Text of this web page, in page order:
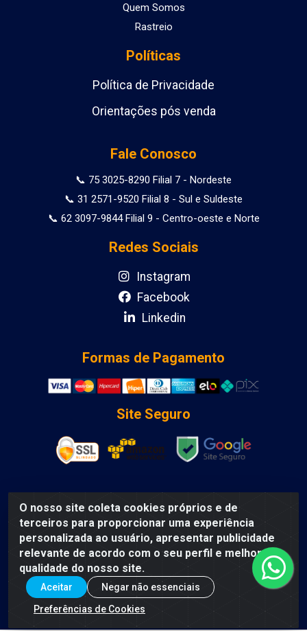
O nosso site coleta cookies próprios e de
terceiros para proporcionar uma experiência
personalizada ao usuário, apresentar publicidade
relevante de acordo com o seu perfil e melhorar a
qualidade do nosso site.
Aceitar
Negar não essenciais
Preferências de Cookies
Quem Somos
Rastreio
Políticas
Política de Privacidade
Orientações pós venda
Fale Conosco
📞 75 3025-8290 Filial 7 - Nordeste
📞 31 2571-9520 Filial 8 - Sul e Suldeste
📞 62 3097-9844 Filial 9 - Centro-oeste e Norte
Redes Sociais
Instagram
Facebook
Linkedin
Formas de Pagamento
Site Seguro
DCA DISTRIBUIDORA DE COSMETICOS LTDA - AV DEPUTADO
LUIS EDUARDO MAGALHAES, Humildes, Feira de Santana/BA
- CEP 44135-000 - CNPJ: 31.912.909/0001-40